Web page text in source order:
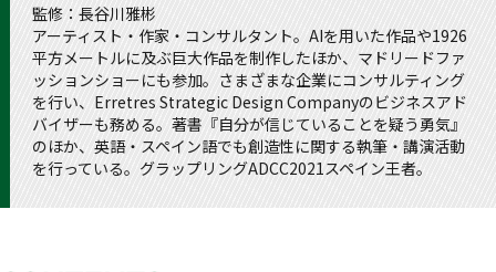
監修：長谷川雅彬
アーティスト・作家・コンサルタント。AIを用いた作品や1926
平方メートルに及ぶ巨大作品を制作したほか、マドリードファ
ッションショーにも参加。さまざまな企業にコンサルティング
を行い、Erretres Strategic Design Companyのビジネスアド
バイザーも務める。著書『自分が信じていることを疑う勇気』
のほか、英語・スペイン語でも創造性に関する執筆・講演活動
を行っている。グラップリングADCC2021スペイン王者。